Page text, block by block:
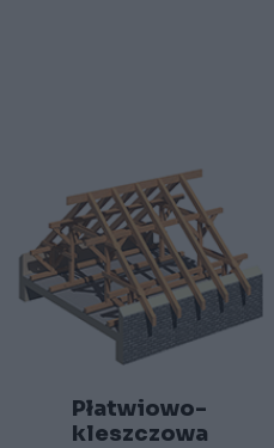
Płatwiowo-
kleszczowa